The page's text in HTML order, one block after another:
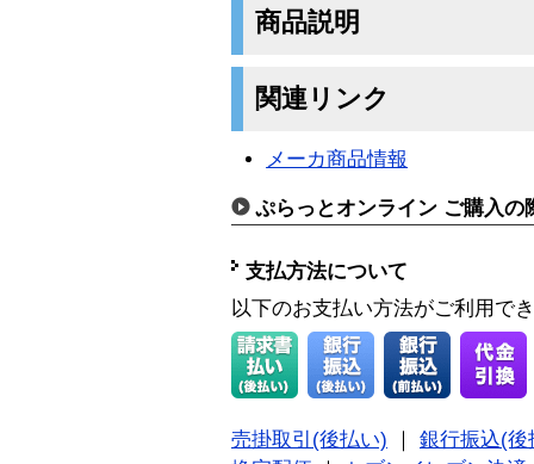
商品説明
関連リンク
メーカ商品情報
ぷらっとオンライン ご購入の
支払方法について
以下のお支払い方法がご利用で
売掛取引(後払い)
銀行振込(後